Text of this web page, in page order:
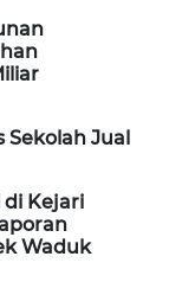
Sekolah Jual
di Kejari
Waduk